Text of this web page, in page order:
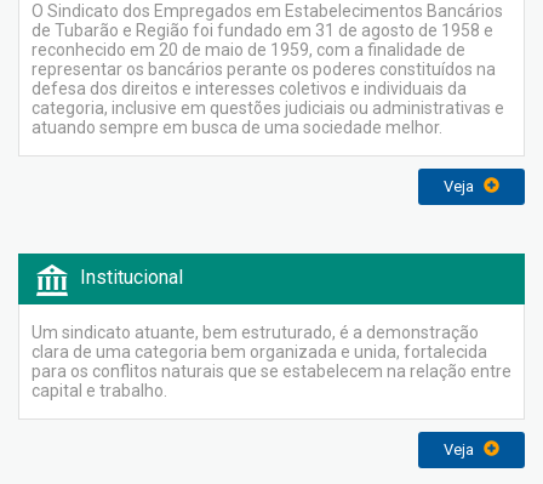
O Sindicato dos Empregados em Estabelecimentos Bancários
de Tubarão e Região foi fundado em 31 de agosto de 1958 e
reconhecido em 20 de maio de 1959, com a finalidade de
representar os bancários perante os poderes constituídos na
defesa dos direitos e interesses coletivos e individuais da
categoria, inclusive em questões judiciais ou administrativas e
atuando sempre em busca de uma sociedade melhor.
Veja
Institucional
Um sindicato atuante, bem estruturado, é a demonstração
clara de uma categoria bem organizada e unida, fortalecida
para os conflitos naturais que se estabelecem na relação entre
capital e trabalho.
Veja